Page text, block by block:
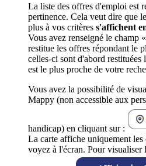
La liste des offres d'emploi est
pertinence. Cela veut dire que
plus à vos critères s'affichent
Vous avez renseigné le champ
restitue les offres répondant le
celles-ci sont d'abord
est le plus proche de votre
Vous avez la possibilité de
Mappy (non accessible aux
handicap) en cliquant sur :
La carte affiche uniquement
voyez à l'écran. Pour visualiser